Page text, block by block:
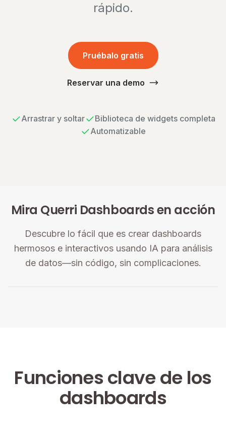
rápido.
Pruébalo gratis
Reservar una demo
Arrastrar y soltar
Biblioteca de widgets completa
Automatizable
Mira Querri Dashboards en acción
Descubre lo fácil que es crear dashboards
hermosos e interactivos usando IA para análisis
de datos—sin código, sin complicaciones.
Funciones clave de los
dashboards